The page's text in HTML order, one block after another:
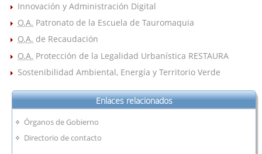
Innovación y Administración Digital
O.A. Patronato de la Escuela de Tauromaquia
O.A. de Recaudación
O.A. Protección de la Legalidad Urbanística RESTAURA
Sostenibilidad Ambiental, Energía y Territorio Verde
Enlaces relacionados
Órganos de Gobierno
Directorio de contacto